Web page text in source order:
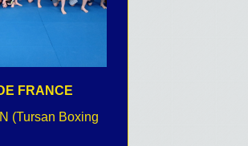
FRANCE
(Tursan Boxing